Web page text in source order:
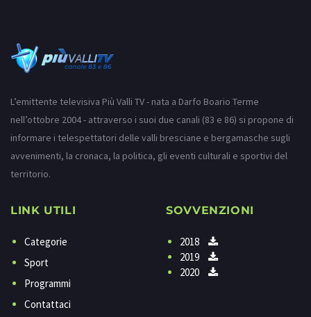
L’emittente televisiva Più Valli TV - nata a Darfo Boario Terme
nell’ottobre 2004 - attraverso i suoi due canali (83 e 86) si propone di
informare i telespettatori delle valli bresciane e bergamasche sugli
avvenimenti, la cronaca, la politica, gli eventi culturali e sportivi del
territorio.
LINK UTILI
Categorie
Sport
Programmi
Contattaci
SOVVENZIONI
2018
2019
2020